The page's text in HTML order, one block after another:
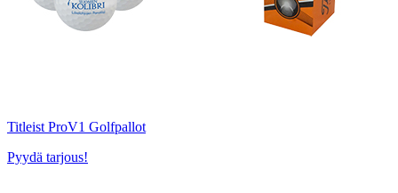
Titleist ProV1 Golfpallot
Pyydä tarjous!